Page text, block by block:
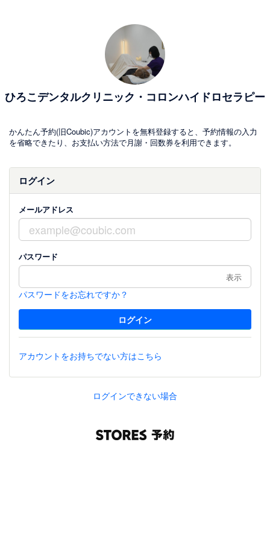
ひろこデンタルクリニック・コロンハイドロセラピー
かんたん予約(旧Coubic)アカウントを無料登録すると、予約情報の入力
を省略できたり、お支払い方法で月謝・回数券を利用できます。
ログイン
メールアドレス
パスワード
表示
パスワードをお忘れですか？
アカウントをお持ちでない方はこちら
ログインできない場合